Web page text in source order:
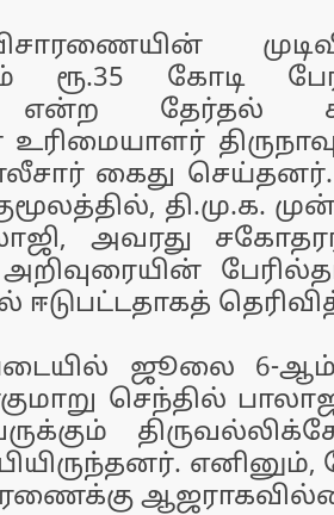
ரூ.35 கோடி
என்ற தேர்தல்
கைது
தி.மு.க.
அவரது
ஈடுபட்டதாகத்
ஜூலை 6-ஆம்
செந்தில்
எனினும்,